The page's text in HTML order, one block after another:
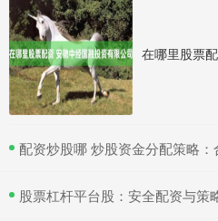
在哪里股票
配资炒股哪 炒股资金分配策略
股票杠杆平台股：安全配资与策